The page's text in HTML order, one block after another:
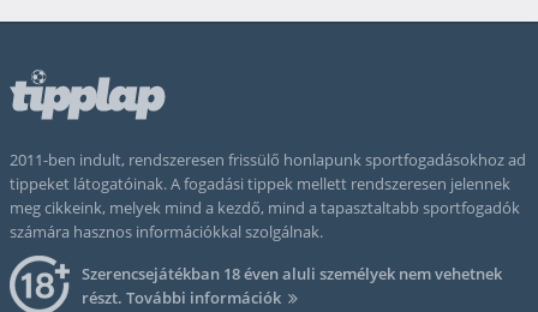
2011-ben indult, rendszeresen frissülő honlapunk sportfogadásokhoz ad
tippeket látogatóinak. A fogadási tippek mellett rendszeresen jelennek
meg cikkeink, melyek mind a kezdő, mind a tapasztaltabb sportfogadók
számára hasznos információkkal szolgálnak.
Szerencsejátékban 18 éven aluli személyek nem vehetnek
részt. További információk